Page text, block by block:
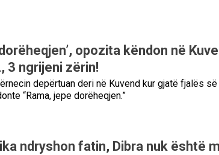
opozita këndon në
3 ngrijeni zërin!
depërtuan deri në Kuvend kur gjatë fjalës
“Rama, jepe dorëheqjen.”
ndryshon fatin, Dibra nuk është